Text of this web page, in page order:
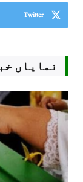
Twitter
نمایاں